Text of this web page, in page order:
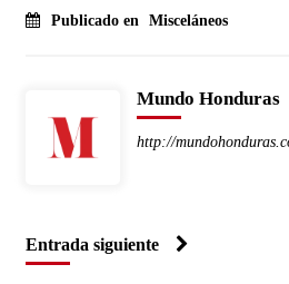
Publicado en Misceláneos
Mundo Honduras
http://
Entrada siguiente